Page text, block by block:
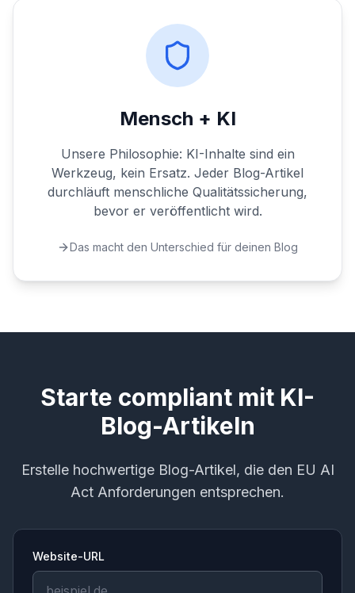
Mensch + KI
Unsere Philosophie: KI-Inhalte sind ein
Werkzeug, kein Ersatz. Jeder Blog-Artikel
durchläuft menschliche Qualitätssicherung,
bevor er veröffentlicht wird.
Das macht den Unterschied für deinen Blog
Starte compliant mit KI-
Blog-Artikeln
Erstelle hochwertige Blog-Artikel, die den EU AI
Act Anforderungen entsprechen.
Website-URL